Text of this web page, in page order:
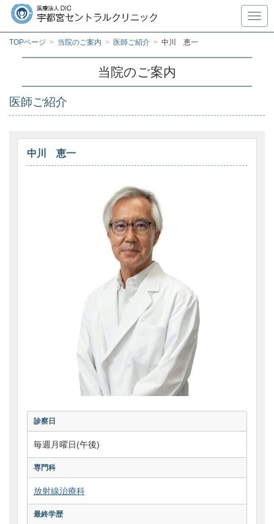
TOPページ > 当院のご案内 > 医師ご紹介 > 中川 恵一
当院のご案内
医師ご紹介
中川 恵一
診察日
毎週月曜日(午後)
専門科
放射線治療科
最終学歴